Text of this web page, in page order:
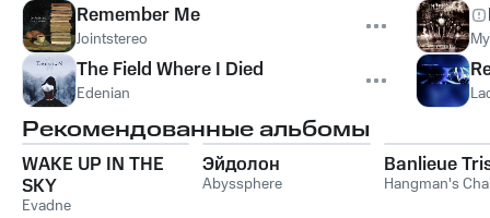
Remember Me
Jointstereo
The Field Where I Died
Edenian
Рекомендованные альбомы
WAKE UP IN THE
SKY
Evadne
Эйдолон
Abyssphere
Banlieue
Hangman's